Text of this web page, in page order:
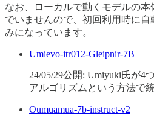
なお、ローカルで動くモデルの
でいませんので、初回利用時に自
みになっています。
Umievo-itr012-Gleipnir-7B
24/05/29公開: Umiyuki氏が4
アルゴリズムという方法で
Oumuamua-7b-instruct-v2